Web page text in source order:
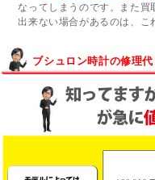
なってしまうのです。また買
出来ない場合があるのは、こ
ブシュロン時計の修理